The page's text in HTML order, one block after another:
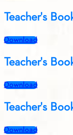
Teacher's
Download
Teacher's
Download
Teacher's
Download